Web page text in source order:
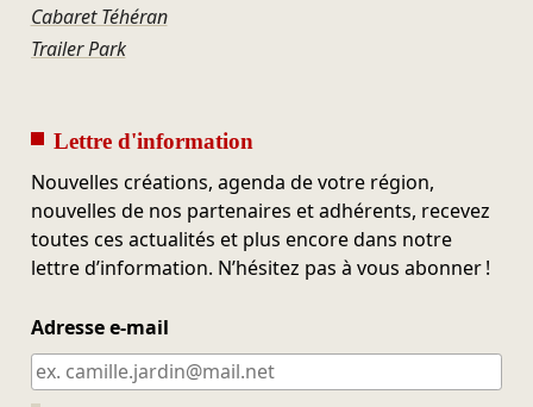
Cabaret Téhéran
Trailer Park
Lettre d'information
Nouvelles créations, agenda de votre région,
nouvelles de nos partenaires et adhérents, recevez
toutes ces actualités et plus encore dans notre
lettre d’information. N’hésitez pas à vous abonner !
Adresse e-mail